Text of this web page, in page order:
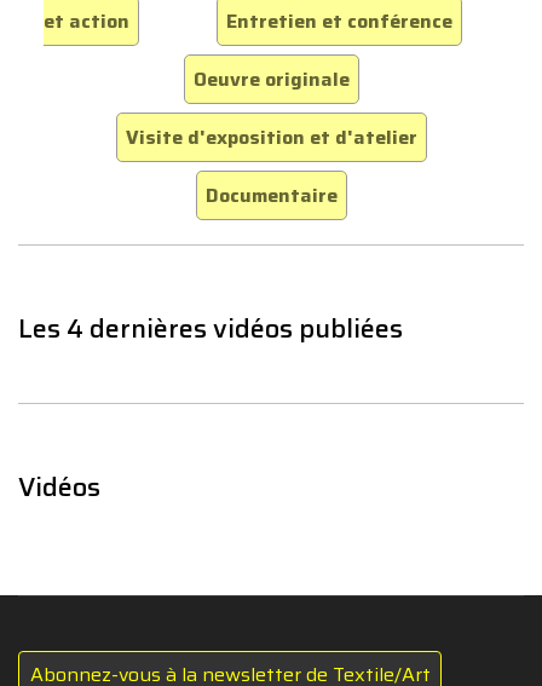
et action
Entretien et conférence
Oeuvre originale
Visite d'exposition et d'atelier
Documentaire
Les 4 dernières vidéos publiées
Vidéos
Abonnez-vous à la newsletter de Textile/Art